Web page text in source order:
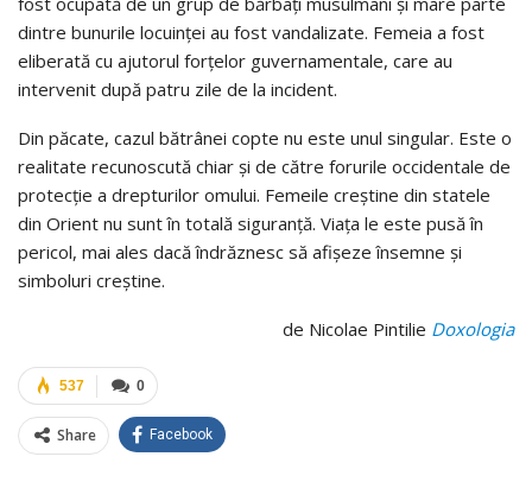
dintre bunurile locuinţei au fost vandalizate. Femeia a fost
eliberată cu ajutorul forţelor guvernamentale, care au
intervenit după patru zile de la incident.
Din păcate, cazul bătrânei copte nu este unul singular. Este o
realitate recunoscută chiar şi de către forurile occidentale de
protecţie a drepturilor omului. Femeile creştine din statele
din Orient nu sunt în totală siguranţă. Viaţa le este pusă în
pericol, mai ales dacă îndrăznesc să afișeze însemne şi
simboluri creştine.
de Nicolae Pintilie Doxologia
0
537
Share Facebook